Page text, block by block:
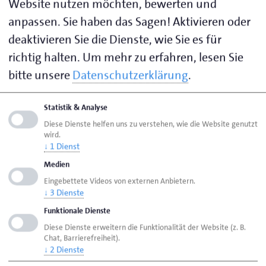
Niedersachsen Allianz für Nachhaltigkeit (NAN).
Der Klima-Innovationspreis Niedersachsen feiert ein
kleines Jubiläum: Im mittlerweile fünften Jahr in
Folge verleiht das Niedersächsische
Umweltministerium den mit 10.000 Euro dotierten
Preis. Der Wettbewerb macht niedersächsische
Unternehmen sichtbar, die mit ihren Innovationen
eine Vorreiterrolle auf dem Weg zur klimaneutralen
Wirtschaft einnehmen und die Zukunft des
Wirtschaftsstandorts Niedersachsen in besonderem
Maße prägen. Teilnehmen können gewerblich tätige
Unternehmen, die ihren Sitz in Niedersachsen haben
– unabhängig von Rechtsform, Größe oder Branche.
Bewerbungsfrist:Betriebe können sich ab sofort bis
Website nutzen möchten, bewerten und
anpassen. Sie haben das Sagen! Aktivieren oder
deaktivieren Sie die Dienste, wie Sie es für
richtig halten. Um mehr zu erfahren, lesen Sie
bitte unsereDatenschutzerklärung.
Statistik & Analyse
Diese Dienste helfen uns zu verstehen, wie die Website genutzt
wird.
↓ 1 Dienst
Medien
Eingebettete Videos von externen Anbietern.
↓ 3 Dienste
Funktionale Dienste
Diese Dienste erweitern die Funktionalität der Website (z. B.
Chat, Barrierefreiheit).
↓ 2 Dienste